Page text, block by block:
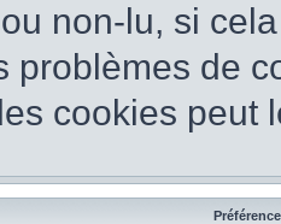
non-lu, si
problèmes de
cookies peut